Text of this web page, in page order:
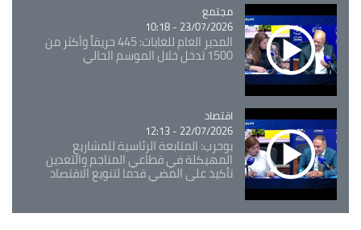
Catégorie
مجتمع
23/07/2026 - 10:18
المدير العام للغابات: 445 حريقاً وأكثر من
1500 تدخل خلال الموسم الحالي
Catégorie
اقتصاد
22/07/2026 - 12:13
بوحرب: المتابعة الرئاسية للمشاريع
المهيكلة في قطاعي المناجم والتعدين
تأكيد على المضي قدما لتنويع الاقتصاد